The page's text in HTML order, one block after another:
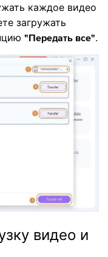
каждое видео
загружать
"Передать все".
видео и